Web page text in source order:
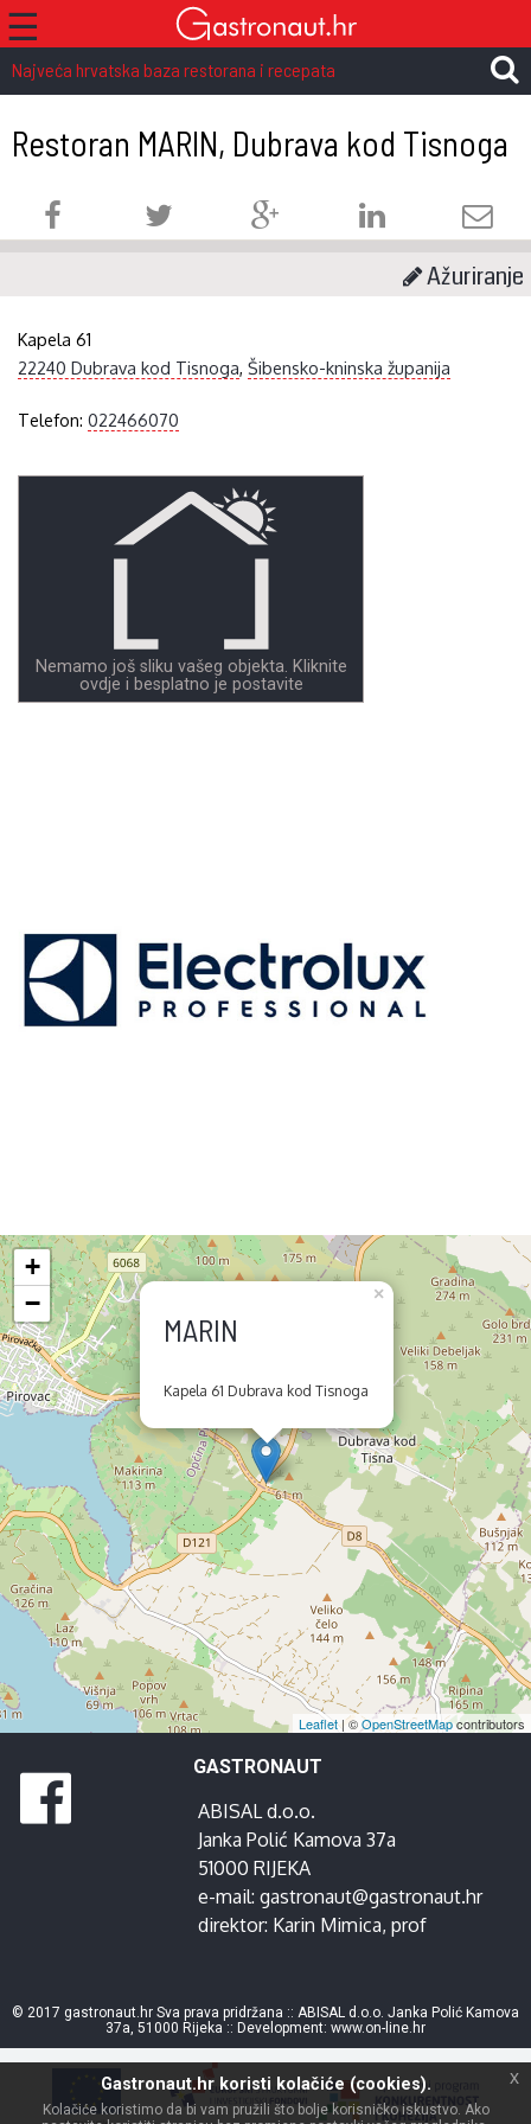
☰
Najveća hrvatska baza restorana i recepata
Restoran MARIN, Dubrava kod Tisnoga
Ažuriranje
Kapela 61
22240 Dubrava kod Tisnoga,Šibensko-kninska županija
Telefon:022466070
Nemamo još sliku vašeg objekta. Kliknite
ovdje i besplatno je postavite
MARIN
Kapela 61 Dubrava kod Tisnoga
×
+
−
Leaflet | ©OpenStreetMapcontributors
GASTRONAUT
ABISAL d.o.o.
Janka Polić Kamova 37a
51000 RIJEKA
e-mail: gastronaut@gastronaut.hr
direktor: Karin Mimica, prof
© 2017 gastronaut.hr Sva prava pridržana :: ABISAL d.o.o. Janka Polić Kamova
37a, 51000 Rijeka :: Development: www.on-line.hr
Gastronaut.hr koristi kolačiće (cookies).
Kolačiće koristimo da bi vam pružili što bolje korisničko iskustvo. Ako
x